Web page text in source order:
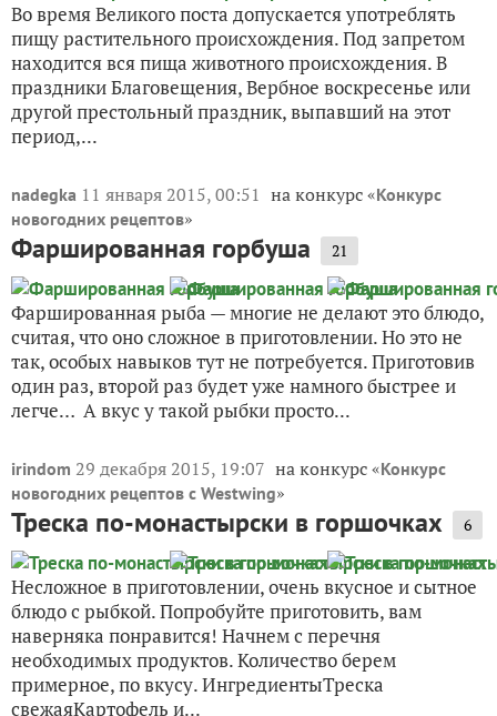
Во время Великого поста допускается употреблять
пищу растительного происхождения. Под запретом
находится вся пища животного происхождения. В
праздники Благовещения, Вербное воскресенье или
другой престольный праздник, выпавший на этот
период,...
nadegka 11 января 2015, 00:51 на конкурс «Конкурс
новогодних рецептов»
Фаршированная горбуша 21
Фаршированная рыба — многие не делают это блюдо,
считая, что оно сложное в приготовлении. Но это не
так, особых навыков тут не потребуется. Приготовив
один раз, второй раз будет уже намного быстрее и
легче… А вкус у такой рыбки просто...
irindom 29 декабря 2015, 19:07 на конкурс «Конкурс
новогодних рецептов с Westwing»
Треска по-монастырски в горшочках 6
Несложное в приготовлении, очень вкусное и сытное
блюдо с рыбкой. Попробуйте приготовить, вам
наверняка понравится! Начнем с перечня
необходимых продуктов. Количество берем
примерное, по вкусу. ИнгредиентыТреска
свежаяКартофель и...